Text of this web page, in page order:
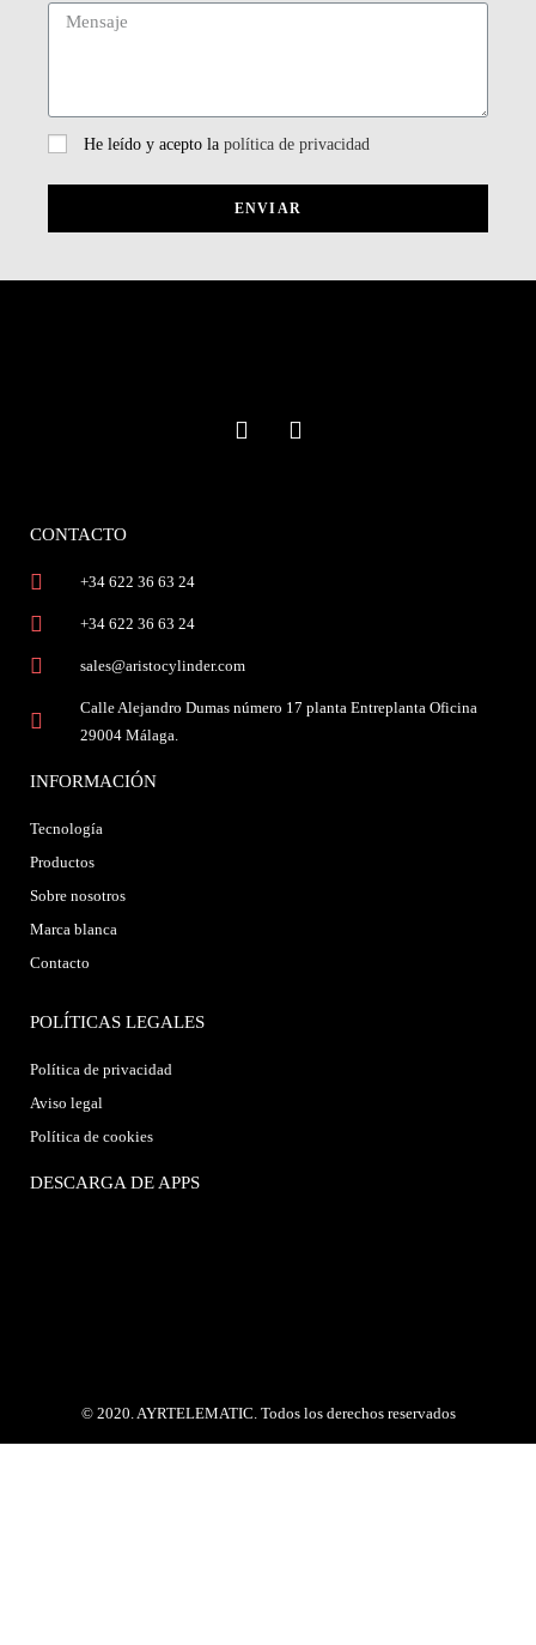
He leído y acepto la política de privacidad
ENVIAR
CONTACTO
+34 622 36 63 24
+34 622 36 63 24
sales@aristocylinder.com
Calle Alejandro Dumas número 17 planta Entreplanta Oficina
29004 Málaga.
INFORMACIÓN
Tecnología
Productos
Sobre nosotros
Marca blanca
Contacto
POLÍTICAS LEGALES
Política de privacidad
Aviso legal
Política de cookies
DESCARGA DE APPS
© 2020. AYRTELEMATIC. Todos los derechos reservados